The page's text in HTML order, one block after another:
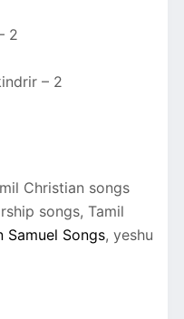
2
– 2
Christian songs
songs, Tamil
Samuel Songs, yeshu